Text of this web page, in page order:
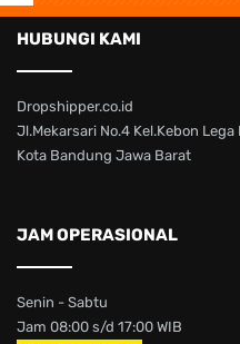
HUBUNGI KAMI
Dropshipper.co.id
Jl.Mekarsari No.4 Kel.Kebon
Kota Bandung Jawa Barat
JAM OPERASIONAL
Senin - Sabtu
Jam 08:00 s/d 17:00 WIB